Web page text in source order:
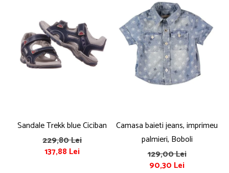
Sandale Trekk blue Ciciban
229,80 Lei
137,88 Lei
Camasa baieti jeans, imprimeu
palmieri, Boboli
129,00 Lei
90,30 Lei